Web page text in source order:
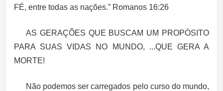
FÉ, entre todas as nações.” Romanos 16:26
AS GERAÇÕES QUE BUSCAM UM PROPÓSITO
PARA SUAS VIDAS NO MUNDO, ...QUE GERA A
MORTE!
Não podemos ser carregados pelo curso do mundo,